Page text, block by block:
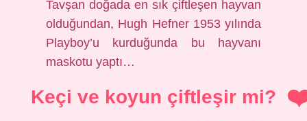
Tavşan doğada en sık çiftleşen hayvan
olduğundan, Hugh Hefner 1953 yılında
Playboy’u kurduğunda bu hayvanı
maskotu yaptı…
Keçi ve koyun çiftleşir mi?